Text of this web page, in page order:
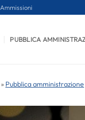
Ammissioni
PUBBLICA
» Pubblica amministrazione